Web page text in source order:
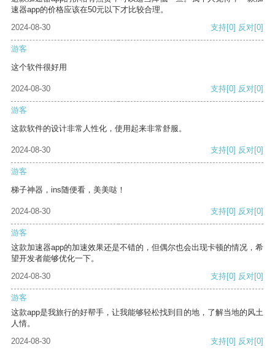
速器app的价格应该在50元以下才比较合理。
2024-08-30
支持[0] 反对[0]
游客
这个软件很好用
2024-08-30 支持[0] 反对[0]
游客
这款软件的设计非常人性化，使用起来非常舒服。
2024-08-30 支持[0] 反对[0]
游客
梯子神器，ins随便看，美美哒！
2024-08-30 支持[0] 反对[0]
游客
这款加速器app的加速效果还是不错的，但偶尔也会出现卡顿的情况，希
望开发者能够优化一下。
2024-08-30
支持[0] 反对[0]
游客
这款app是我旅行的好帮手，让我能够轻松找到目的地，了解当地的风土
人情。
2024-08-30
支持[0] 反对[0]